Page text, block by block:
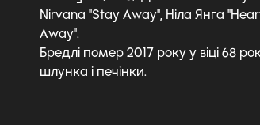
Nirvana "Stay Away", Ніла Янга
Away".
Бредлі помер 2017 року у віці 68
шлунка і печінки.